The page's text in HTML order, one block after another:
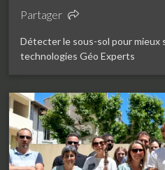
Partager
Détecter le sous-sol pour mieux
technologies Géo Experts